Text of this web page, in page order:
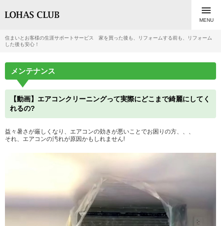

MENU
住まいとお客様の生涯サポートサービス 家を買った後も、リフォームする前も、リフォーム
した後も安心！
メンテナンス
【動画】エアコンクリーニングって実際にどこまで綺麗にしてく
れるの?
益々暑さが厳しくなり、エアコンの効きが悪いことでお困りの方、、、
それ、エアコンの汚れが原因かもしれません!